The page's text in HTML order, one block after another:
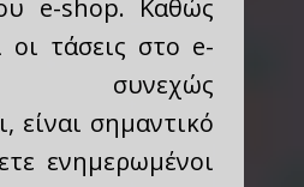
e-shop. Καθώς
οι τάσεις στο e-
συνεχώς
είναι σημαντικό
ενημερωμένοι